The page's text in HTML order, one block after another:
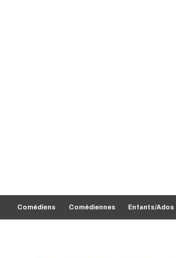
Comédiens Comédiennes Enfants/Ados